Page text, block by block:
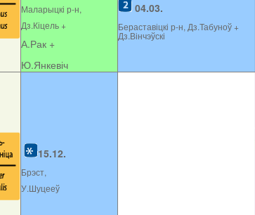
Маларыцкі р-н,
Дз.Кіцель +
А.Рак +
Ю.Янкевіч
04.03.
Бераставіцкі р-н, Дз.Табуноў +
Дз.Вінчэўскі
15.12.
Брэст,
У.Шуцееў